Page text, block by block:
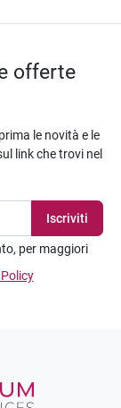
offerte
le novità e le
link che trovi nel
per maggiori